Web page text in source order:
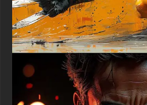
reconnaissable à travers toutes
L'esthétique noir et blanc du fond
écrans OLED et AMOLED,
tout en réduisant la consommation
smartphones et tablettes
monochromatique garantit que les
widgets et les applications
sans conflit de couleurs,
artistique et la fonctionnalité
un choix remarquable pour les